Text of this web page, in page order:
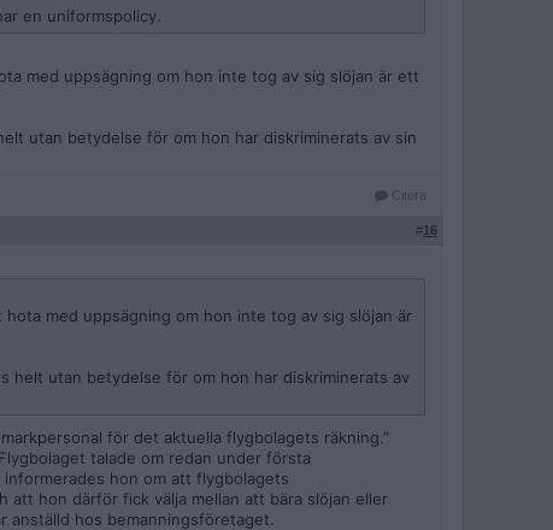
en uniformspolicy.
med uppsägning om hon inte tog av sig slöjan är ett
utan betydelse för om hon har diskriminerats av sin
Citera
#16
med uppsägning om hon inte tog av sig slöjan är
helt utan betydelse för om hon har diskriminerats av
för det aktuella flygbolagets räkning.”
talade om redan under första
hon om att flygbolagets
hon därför fick välja mellan att bära slöjan eller
anställd hos bemanningsföretaget.